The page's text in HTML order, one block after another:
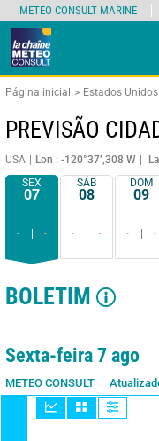
Página inicial Estados Unidos
PREVISÃO
USA Lon : -120°37’,308 W
SEX
07
- -
SÁB
08
- -
DOM
09
- -
BOLETIM
1 dia 3 dias 7 dias
Sexta-feira 7 ago
METEO CONSULT
METEO CONSULT MARINE